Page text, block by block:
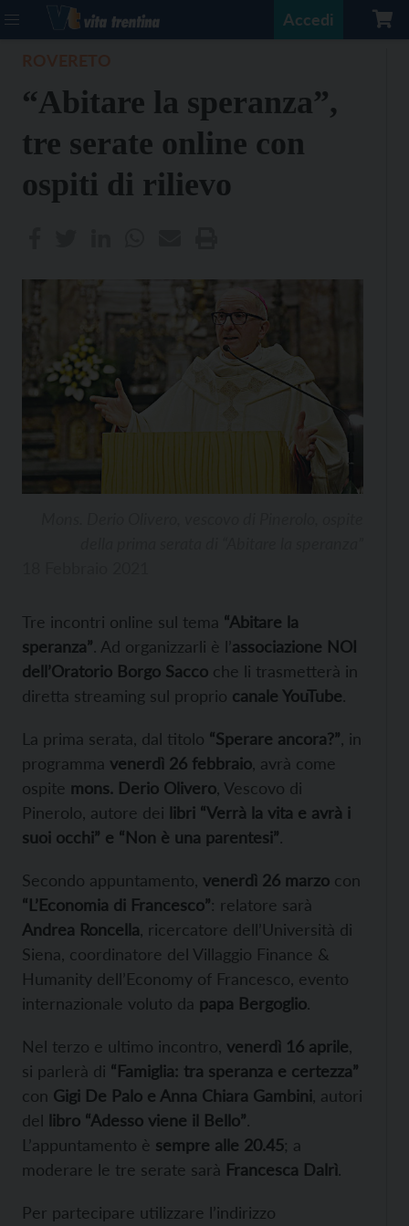
Accedi
“Abitare la speranza”,
tre serate online con
ospiti di rilievo
Tre incontri online sul tema “Abitare la
speranza”. Ad organizzarli è l’associazione NOI
dell’Oratorio Borgo Sacco che li trasmetterà in
diretta streaming sul proprio canale YouTube.
La prima serata, dal titolo “Sperare ancora?” , in
programma venerdì 26 febbraio , avrà come
ospite mons. Derio Olivero , Vescovo di
Pinerolo, autore dei libri “Verrà la vita e avrà i
suoi occhi” e “Non è una parentesi”.
Secondo appuntamento, venerdì 26 marzo con
“L’Economia di Francesco”: relatore sarà
Andrea Roncella , ricercatore dell’Università di
Siena, coordinatore del Villaggio Finance &
Humanity dell’Economy of Francesco, evento
internazionale voluto da papa Bergoglio.
Nel terzo e ultimo incontro, venerdì 16 aprile
si parlerà di “Famiglia: tra speranza e certezza”
con Gigi De Palo e Anna Chiara Gambini , autori
del libro “Adesso viene il Bello”.
L’appuntamento è sempre alle 20.45; a
moderare le tre serate sarà Francesca Dalrì.
Per partecipare utilizzare l’indirizzo